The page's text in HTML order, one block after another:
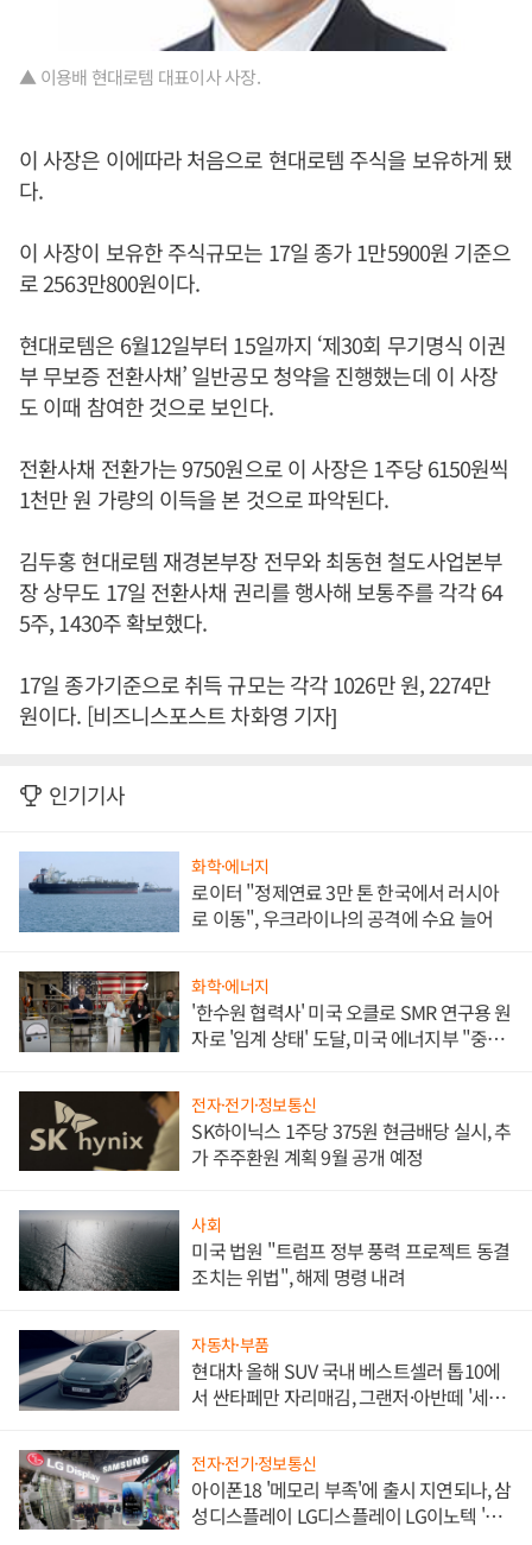
▲ 이용배 현대로템 대표이사 사장.
이 사장은 이에따라 처음으로 현대로템 주식을 보유하게 됐
다.
이 사장이 보유한 주식규모는 17일 종가 1만5900원 기준으
로 2563만800원이다.
현대로템은 6월12일부터 15일까지 ‘제30회 무기명식 이권
부 무보증 전환사채’ 일반공모 청약을 진행했는데 이 사장
도 이때 참여한 것으로 보인다.
전환사채 전환가는 9750원으로 이 사장은 1주당 6150원씩
1천만 원 가량의 이득을 본 것으로 파악된다.
김두홍 현대로템 재경본부장 전무와 최동현 철도사업본부
장 상무도 17일 전환사채 권리를 행사해 보통주를 각각 64
5주, 1430주 확보했다.
17일 종가기준으로 취득 규모는 각각 1026만 원, 2274만
원이다. [비즈니스포스트 차화영 기자]
인기기사
화학·에너지
로이터 "정제연료 3만 톤 한국에서 러시아
로 이동", 우크라이나의 공격에 수요 늘어
화학·에너지
'한수원 협력사' 미국 오클로 SMR 연구용 원
자로 '임계 상태' 도달, 미국 에너지부 "중요
전자·전기·정보통신
SK하이닉스 1주당 375원 현금배당 실시, 추
가 주주환원 계획 9월 공개 예정
사회
미국 법원 "트럼프 정부 풍력 프로젝트 동결
조치는 위법", 해제 명령 내려
자동차·부품
현대차 올해 SUV 국내 베스트셀러 톱10에
서 싼타페만 자리매김, 그랜저·아반떼 '세단
전자·전기·정보통신
아이폰18 '메모리 부족'에 출시 지연되나, 삼
성디스플레이 LG디스플레이 LG이노텍 '탈